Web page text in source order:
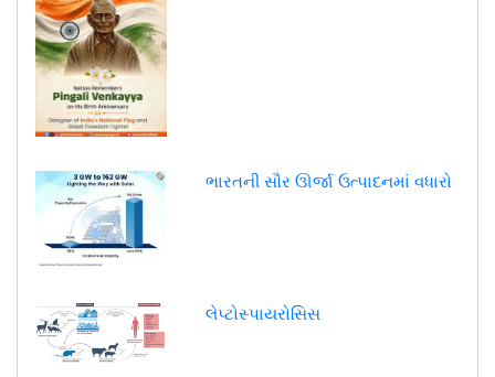
ભારતની સૌર ઊર્જા ઉત્પાદનમાં વધારો
લેપ્ટોસ્પાયરોસિસ